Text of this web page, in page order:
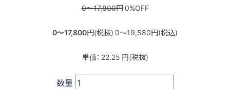
0〜17,800円0%OFF
0〜17,800円(税抜) 0〜19,580円(税込)
単価： 22.25 円(税抜)
数量